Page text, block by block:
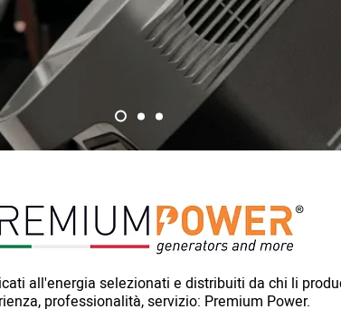
all'energia selezionati e distribuiti da chi li
professionalità, servizio: Premium Power.